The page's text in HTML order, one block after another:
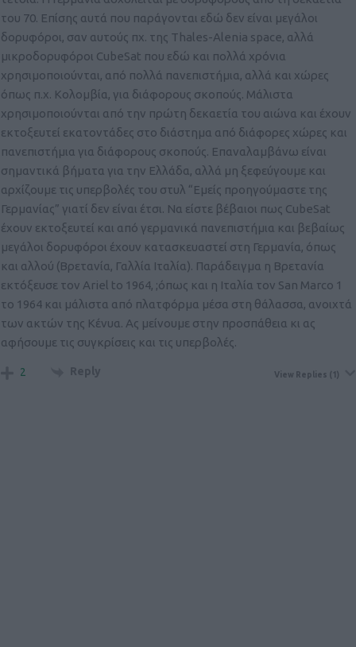
του 70. Επίσης αυτά που παράγονται εδώ δεν είναι μεγάλοι
δορυφόροι, σαν αυτούς πχ. της Thales-Alenia space, αλλά
μικροδορυφόροι CubeSat που εδώ και πολλά χρόνια
χρησιμοποιούνται, από πολλά πανεπιστήμια, αλλά και χώρες
όπως π.χ. Κολομβία, για διάφορους σκοπούς. Μάλιστα
χρησιμοποιούνται από την πρώτη δεκαετία του αιώνα και έχουν
εκτοξευτεί εκατοντάδες στο διάστημα από διάφορες χώρες και
πανεπιστήμια για διάφορους σκοπούς. Επαναλαμβάνω είναι
σημαντικά βήματα για την Ελλάδα, αλλά μη ξεφεύγουμε και
αρχίζουμε τις υπερβολές του στυλ “Εμείς προηγούμαστε της
Γερμανίας” γιατί δεν είναι έτσι. Να είστε βέβαιοι πως CubeSat
έχουν εκτοξευτεί και από γερμανικά πανεπιστήμια και βεβαίως
μεγάλοι δορυφόροι έχουν κατασκευαστεί στη Γερμανία, όπως
και αλλού (Βρετανία, Γαλλία Ιταλία). Παράδειγμα η Βρετανία
εκτόξευσε τον Ariel to 1964, ;όπως και η Ιταλία τον San Marco 1
το 1964 και μάλιστα από πλατφόρμα μέσα στη θάλασσα, ανοιχτά
των ακτών της Κένυα. Ας μείνουμε στην προσπάθεια κι ας
αφήσουμε τις συγκρίσεις και τις υπερβολές.
2 Reply View Replies (1)